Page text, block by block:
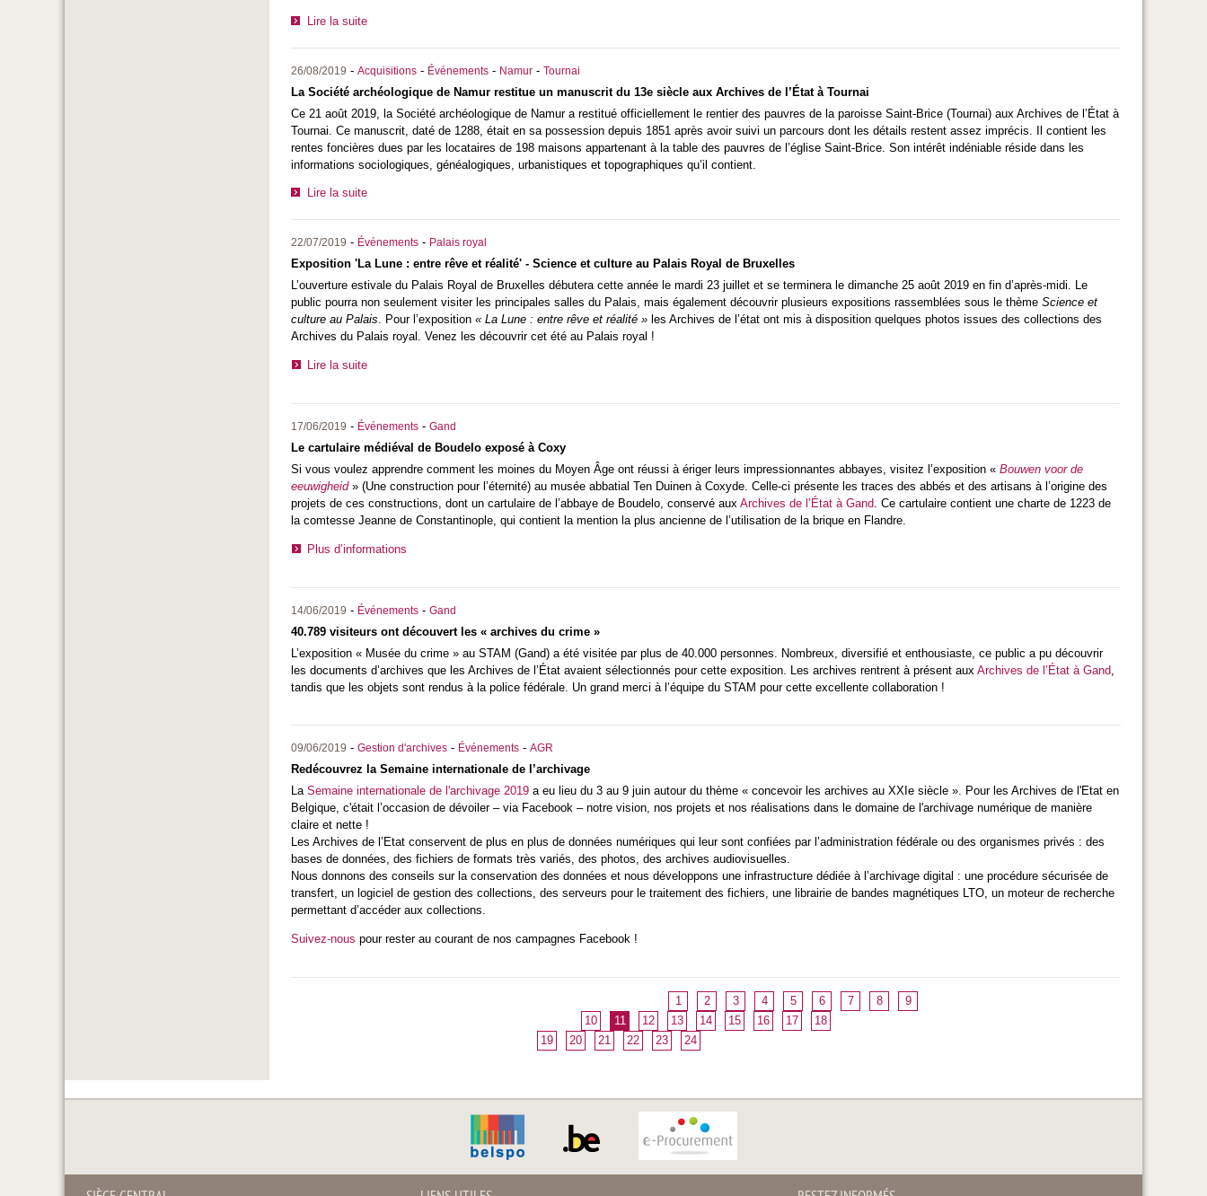
Lire la suite
26/08/2019 - Acquisitions - Événements - Namur - Tournai
La Société archéologique de Namur restitue un manuscrit du 13e siècle aux Archives de l’État à Tournai
Ce 21 août 2019, la Société archéologique de Namur a restitué officiellement le rentier des pauvres de la paroisse Saint-Brice (Tournai) aux Archives de l’État à
Tournai. Ce manuscrit, daté de 1288, était en sa possession depuis 1851 après avoir suivi un parcours dont les détails restent assez imprécis. Il contient les
rentes foncières dues par les locataires de 198 maisons appartenant à la table des pauvres de l’église Saint-Brice. Son intérêt indéniable réside dans les
informations sociologiques, généalogiques, urbanistiques et topographiques qu’il contient.
Lire la suite
22/07/2019 - Événements - Palais royal
Exposition 'La Lune : entre rêve et réalité' - Science et culture au Palais Royal de Bruxelles
L’ouverture estivale du Palais Royal de Bruxelles débutera cette année le mardi 23 juillet et se terminera le dimanche 25 août 2019 en fin d’après-midi. Le
public pourra non seulement visiter les principales salles du Palais, mais également découvrir plusieurs expositions rassemblées sous le thème Science et
culture au Palais. Pour l’exposition « La Lune : entre rêve et réalité » les Archives de l’état ont mis à disposition quelques photos issues des collections des
Archives du Palais royal. Venez les découvrir cet été au Palais royal !
Lire la suite
17/06/2019 - Événements - Gand
Le cartulaire médiéval de Boudelo exposé à Coxy
Si vous voulez apprendre comment les moines du Moyen Âge ont réussi à ériger leurs impressionnantes abbayes, visitez l’exposition « Bouwen voor de
eeuwigheid» (Une construction pour l’éternité) au musée abbatial Ten Duinen à Coxyde. Celle-ci présente les traces des abbés et des artisans à l’origine des
projets de ces constructions, dont un cartulaire de l’abbaye de Boudelo, conservé aux Archives de l’État à Gand . Ce cartulaire contient une charte de 1223 de
la comtesse Jeanne de Constantinople, qui contient la mention la plus ancienne de l’utilisation de la brique en Flandre.
Plus d’informations
14/06/2019 - Événements - Gand
40.789 visiteurs ont découvert les « archives du crime »
L’exposition « Musée du crime » au STAM (Gand) a été visitée par plus de 40.000 personnes. Nombreux, diversifié et enthousiaste, ce public a pu découvrir
les documents d’archives que les Archives de l’État avaient sélectionnés pour cette exposition. Les archives rentrent à présent aux Archives de l’État à Gand
tandis que les objets sont rendus à la police fédérale. Un grand merci à l’équipe du STAM pour cette excellente collaboration !
09/06/2019 - Gestion d'archives - Événements - AGR
Redécouvrez la Semaine internationale de l’archivage
La Semaine internationale de l'archivage 2019 a eu lieu du 3 au 9 juin autour du thème « concevoir les archives au XXIe siècle ». Pour les Archives de l'Etat en
Belgique, c'était l’occasion de dévoiler – via Facebook – notre vision, nos projets et nos réalisations dans le domaine de l'archivage numérique de manière
claire et nette !
Les Archives de l’Etat conservent de plus en plus de données numériques qui leur sont confiées par l’administration fédérale ou des organismes privés : des
bases de données, des fichiers de formats très variés, des photos, des archives audiovisuelles.
Nous donnons des conseils sur la conservation des données et nous développons une infrastructure dédiée à l’archivage digital : une procédure sécurisée de
transfert, un logiciel de gestion des collections, des serveurs pour le traitement des fichiers, une librairie de bandes magnétiques LTO, un moteur de recherche
permettant d’accéder aux collections.
Suivez-nous pour rester au courant de nos campagnes Facebook !
1 2 3 4 5 6 7 8
9
10
11 12 13 14 15 16 17
18
19
20 21 22 23 24